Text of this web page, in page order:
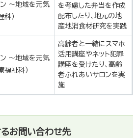
ン ～地域を元気
科）
を考慮した弁当を作成
配布したり、地元の地
産地消食材研究を実践
ン ～地域を元気
福祉科）
高齢者と一緒にスマホ
活用講座やネット犯罪
講座を受けたり、高齢
者ふれあいサロンを実
施
お問い合わせ先